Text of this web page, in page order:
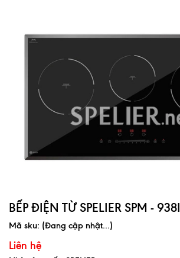
BẾP ĐIỆN TỪ SPELIER SPM - 938I
Mã sku: (Đang cập nhật...)
Liên hệ